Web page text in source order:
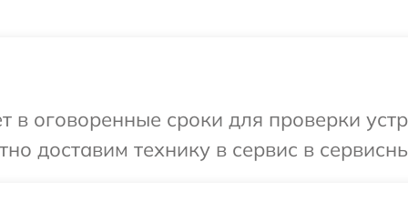
в оговоренные сроки для проверки
доставим технику в сервис в